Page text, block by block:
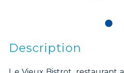
Description